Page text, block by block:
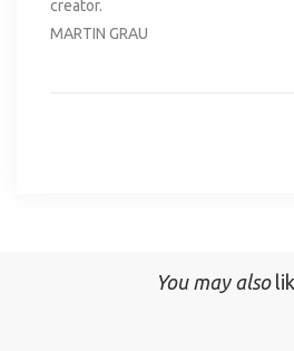
creator.
MARTIN GRAU
You may also